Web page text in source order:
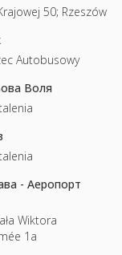
50; Rzeszów
Autobusowy
Воля
- Аеропорт
Wiktora
1a